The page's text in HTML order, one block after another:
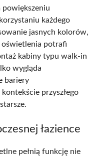
powiększeniu
każdego
jasnych kolorów,
potrafi
kabiny typu walk-in
wygląda
bariery
przyszłego
łazience
pełnią funkcję nie